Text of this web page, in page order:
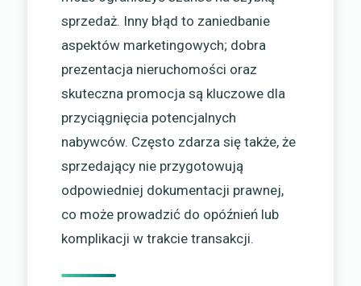
sprzedaż. Inny błąd to zaniedbanie
aspektów marketingowych; dobra
prezentacja nieruchomości oraz
skuteczna promocja są kluczowe dla
przyciągnięcia potencjalnych
nabywców. Często zdarza się także, że
sprzedający nie przygotowują
odpowiedniej dokumentacji prawnej,
co może prowadzić do opóźnień lub
komplikacji w trakcie transakcji.